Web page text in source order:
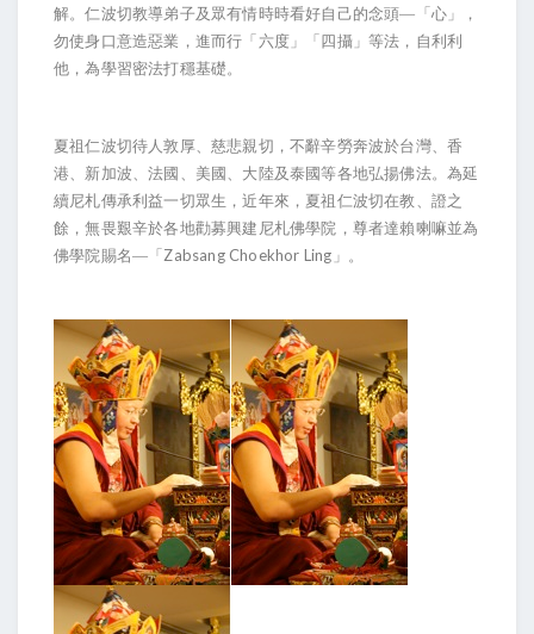
解。仁波切教導弟子及眾有情時時看好自己的念頭—「心」，
勿使身口意造惡業，進而行「六度」「四攝」等法，自利利
他，為學習密法打穩基礎。
夏祖仁波切待人敦厚、慈悲親切，不辭辛勞奔波於台灣、香
港、新加波、法國、美國、大陸及泰國等各地弘揚佛法。為延
續尼札傳承利益一切眾生，近年來，夏祖仁波切在教、證之
餘，無畏艱辛於各地勸募興建尼札佛學院，尊者達賴喇嘛並為
佛學院賜名—「Zabsang Choekhor Ling 」。